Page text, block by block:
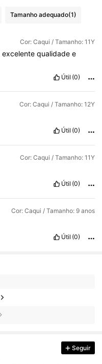
Tamanho adequado(1)
Cor: Caqui / Tamanho: 11Y
excelente qualidade e
Útil (0)
Cor: Caqui / Tamanho: 12Y
Útil (0)
Cor: Caqui / Tamanho: 11Y
Útil (0)
Cor: Caqui / Tamanho: 9 anos
Útil (0)
Seguir